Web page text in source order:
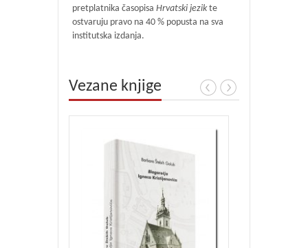
pretplatnika časopisa Hrvatski jezikte
ostvaruju pravo na 40 % popusta na sva
institutska izdanja.
Vezane knjige